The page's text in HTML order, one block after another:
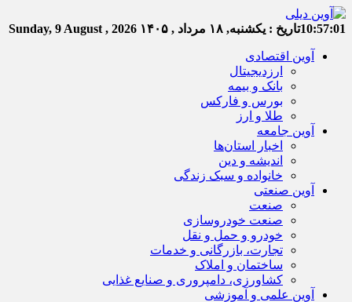
10:57:02تاریخ : یکشنبه, ۱۸ مرداد , ۱۴۰۵ Sunday, 9 August , 2026
آوین اقتصادی
ارزدیجیتال
بانک و بیمه
بورس و فارکس
طلا و ارز
آوین جامعه
اخبار استان‌ها
اندیشه و دین
خانواده و سبک زندگی
آوین صنعتی
صنعت
صنعت خودروسازی
خودرو و حمل و نقل
تجارت، بازرگانی و خدمات
ساختمان و املاک
کشاورزی، دامپروری و صنایع غذایی
آوین علمی و آموزشی